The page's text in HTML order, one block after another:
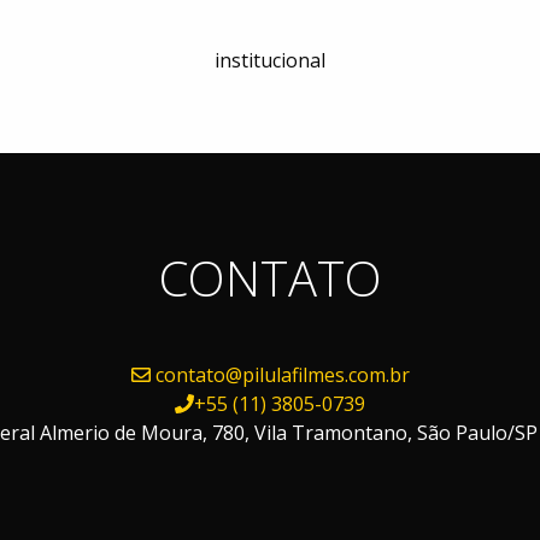
institucional
CONTATO
contato@pilulafilmes.com.br
+55 (11) 3805-0739
Almerio de Moura, 780, Vila Tramontano, São Paulo/